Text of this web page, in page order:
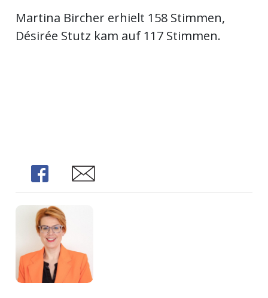
Martina Bircher erhielt 158 Stimmen,
Désirée Stutz kam auf 117 Stimmen.
Share Share